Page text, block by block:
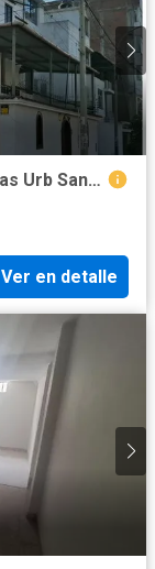
Alquiler De Amplia Casa Para Empresas Urb Santa Maria S/. 6,500.00
Ver en detalle